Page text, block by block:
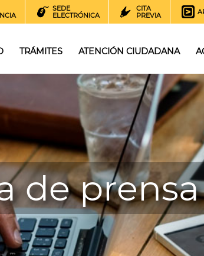
SEDE
ELECTRÓNICA
CITA
PREVIA
TRÁMITES ATENCIÓN CIUDADANA
de prensa